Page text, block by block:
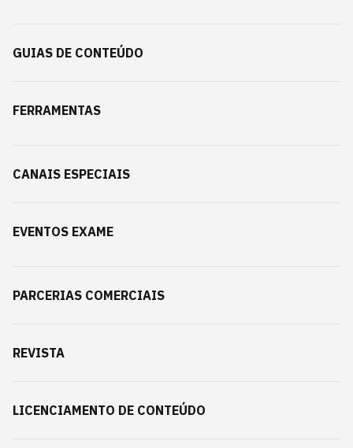
GUIAS DE CONTEÚDO
FERRAMENTAS
CANAIS ESPECIAIS
EVENTOS EXAME
PARCERIAS COMERCIAIS
REVISTA
LICENCIAMENTO DE CONTEÚDO